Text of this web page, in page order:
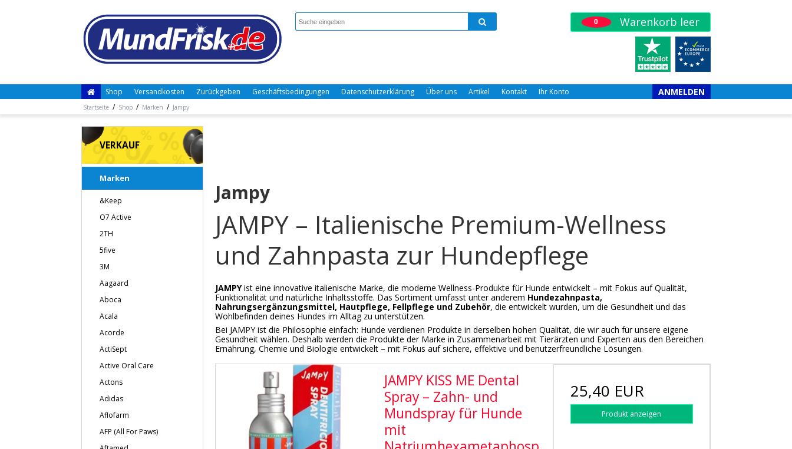
0 Warenkorb leer
Shop Versandkosten Zurückgeben Geschäftsbedingungen Datenschutzerklärung Über uns Artikel Kontakt Ihr Konto ANMELDEN
Startseite / Shop / Marken / Jampy
VERKAUF
Marken
&Keep
O7 Active
2TH
5five
3M
Aagaard
Aboca
Acala
Acorde
ActiSept
Active Oral Care
Actons
Adidas
Aflofarm
AFP (All For Paws)
Jampy
JAMPY – Italienische Premium-Wellness
und Zahnpasta zur Hundepflege
JAMPYist eine innovative italienische Marke, die moderne Wellness-Produkte für Hunde entwickelt – mit Fokus auf Qualität,
Funktionalität und natürliche Inhaltsstoffe. Das Sortiment umfasst unter anderem Hundezahnpasta,
Nahrungsergänzungsmittel, Hautpflege, Fellpflege und Zubehör, die entwickelt wurden, um die Gesundheit und das
Wohlbefinden deines Hundes im Alltag zu unterstützen.
Bei JAMPY ist die Philosophie einfach: Hunde verdienen Produkte in derselben hohen Qualität, die wir auch für unsere eigene
Gesundheit wählen. Deshalb werden die Produkte der Marke in Zusammenarbeit mit Tierärzten und Experten aus den Bereichen
Ernährung, Chemie und Biologie entwickelt – mit Fokus auf sichere, effektive und benutzerfreundliche Lösungen.
JAMPY KISS ME Dental
Spray – Zahn- und
Mundspray für Hunde
mit
25,40 EUR
Produkt anzeigen